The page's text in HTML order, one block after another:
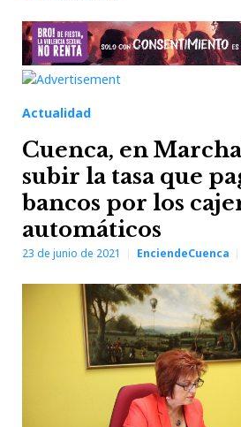
Actualidad
Cuenca, en
subir la tasa que
bancos por los
automáticos
23 de junio de 2021 EnciendeCuenca